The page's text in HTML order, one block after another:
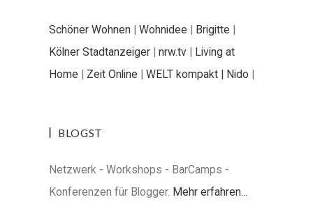
Schöner Wohnen | Wohnidee | Brigitte |
Kölner Stadtanzeiger | nrw.tv | Living at
Home | Zeit Online | WELT kompakt | Nido |
BLOGST
Netzwerk - Workshops - BarCamps -
Konferenzen für Blogger. Mehr erfahren...